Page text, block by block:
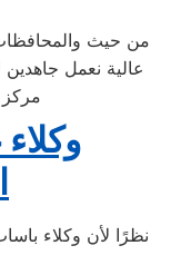
من حيث والمحافظات
عالية نعمل جاهدين
مركز
نظرًا لأن وكلاء